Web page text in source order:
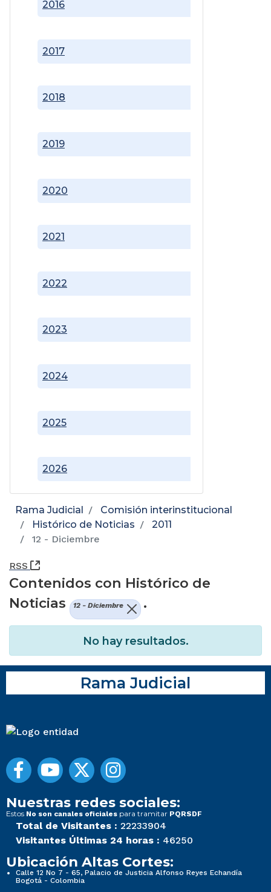
2016
2017
2018
2019
2020
2021
2022
2023
2024
2025
2026
Rama Judicial
Comisión interinstitucional
Histórico de Noticias
2011
12 - Diciembre
RSS (Abre una nueva ventana)
Contenidos con Histórico de
Noticias
12 - Diciembre .
No hay resultados.
Rama Judicial
Nuestras redes sociales:
Estos No son canales oficiales para tramitar PQRSDF
Total de Visitantes : 22233904
Visitantes Últimas 24 horas : 46250
Ubicación Altas Cortes:
Calle 12 No 7 - 65, Palacio de Justicia Alfonso Reyes Echandía
Bogotá - Colombia